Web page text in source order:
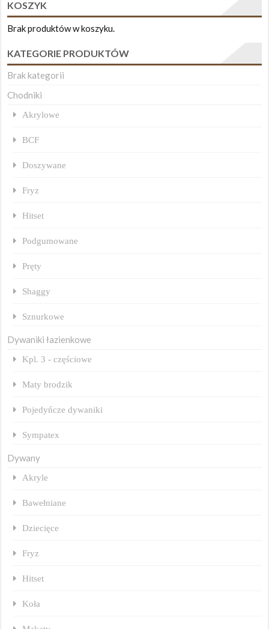
KOSZYK
Brak produktów w koszyku.
KATEGORIE PRODUKTÓW
Brak kategorii
Chodniki
Akrylowe
BCF
Doszywane
Fryz
Hitset
Podgumowane
Pręty
Shaggy
Sznurkowe
Dywaniki łazienkowe
Kpl. 3 - częściowe
Maty brodzik
Pojedyńcze dywaniki
Sympatex
Dywany
Akryle
Bawełniane
Dziecięce
Fryz
Hitset
Koła